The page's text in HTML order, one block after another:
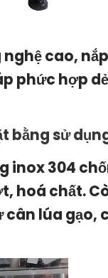
cao,
phức hợp
bằng sử
inox 304
hoá chất.
lúa gạo,